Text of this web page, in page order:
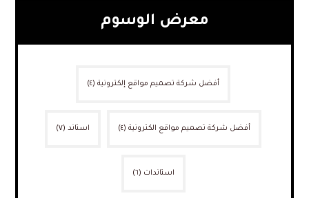
معرض الوسوم
أفضل شركة تصميم مواقع إلكترونية (٤)
أفضل شركة تصميم مواقع الكترونية (٤) استاند (٧)
استاندات (٦)